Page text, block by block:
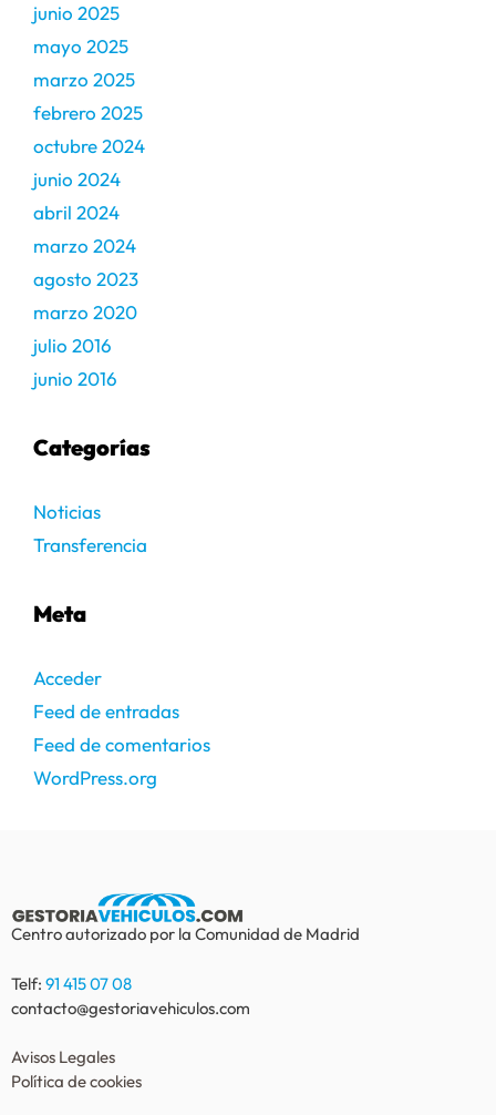
junio 2025
mayo 2025
marzo 2025
febrero 2025
octubre 2024
junio 2024
abril 2024
marzo 2024
agosto 2023
marzo 2020
julio 2016
junio 2016
Categorías
Noticias
Transferencia
Meta
Acceder
Feed de entradas
Feed de comentarios
WordPress.org
Centro autorizado por la Comunidad de Madrid
Telf: 91 415 07 08
contacto@gestoriavehiculos.com
Avisos Legales
Política de cookies